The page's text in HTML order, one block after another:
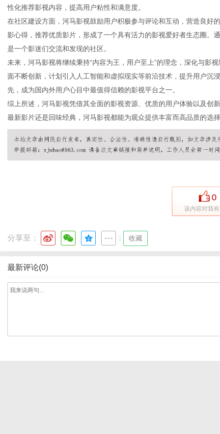
性化推荐影视内容，提高用户粘性和满意度。
在社区建设方面，河马影视鼓励用户积极参与评论和互动，营造良好
影心得，推荐优质影片，形成了一个具有活力的影视爱好者生态圈。
是一个影迷们交流和发现的社区。
未来，河马影视将继续秉持“内容为王，用户至上”的理念，深化与影
面不断创新，计划引入人工智能和虚拟现实等前沿技术，提升用户沉
先，成为国内外用户心目中最值得信赖的影视平台之一。
综上所述，河马影视凭借其全面的影视资源、优质的用户体验以及创
最新影片还是回味经典，河马影视都能为观众提供丰富而高品质的选
0
该内容对我
分享至： 收藏
最新评论(0)